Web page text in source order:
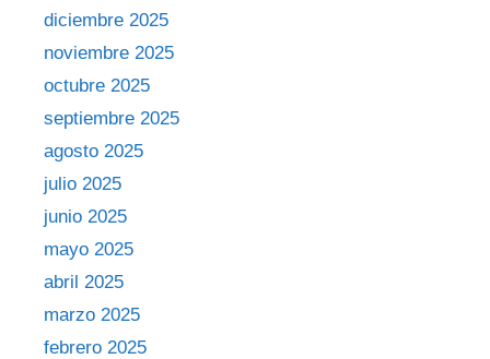
diciembre 2025
noviembre 2025
octubre 2025
septiembre 2025
agosto 2025
julio 2025
junio 2025
mayo 2025
abril 2025
marzo 2025
febrero 2025